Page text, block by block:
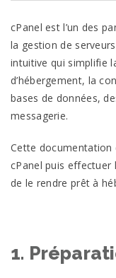
cPanel est l’un des
la gestion de
intuitive qui simplifie
d’hébergement, la
bases de données,
messagerie.
Cette documentation
cPanel puis effectuer
de le rendre prêt à
1.